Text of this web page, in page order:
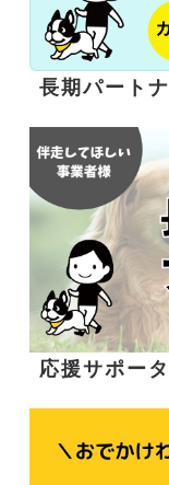
長期パート
応援サポー